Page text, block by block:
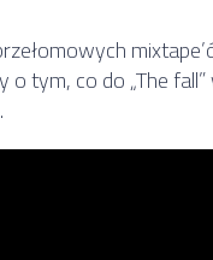
tym, co do „The